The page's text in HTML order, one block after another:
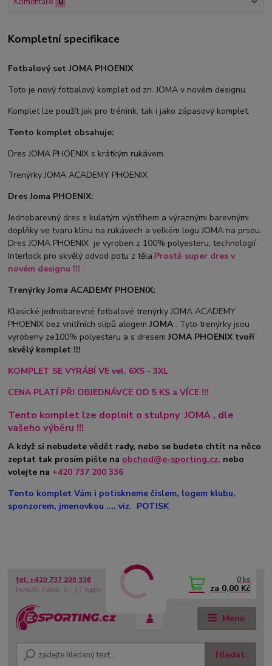
Kompletní specifikace
Fotbalový set JOMA PHOENIX
Toto je nový fotbalový komplet od zn. JOMA v novém designu.
Komplet lze použít jak pro trénink, tak i jako zápasový komplet.
Tento komplet obsahuje:
Dres JOMA PHOENIX s krátkým rukávem
Trenýrky JOMA ACADEMY PHOENIX
Dres Joma PHOENIX:
Jednobarevný dres s kulatým výstřihem a výraznými barevnými
doplňky ve tvaru klínu na rukávech a velkém logu JOMA na prsou.
Dres JOMA PHOENIX je vyroben z 100% polyesteru, technologií
Interlock pro skvělý odvod potu z těla.Prostě super dres v
novém designu !!!
Trenýrky Joma ACADEMY PHOENIX:
Klasické jednobarevné fotbalové trenýrky JOMA ACADEMY
PHOENIX bez vnitřních slipů alogem JOMA . Tyto trenýrky jsou
vyrobeny ze100% polyesteru a s dresemJOMA PHOENIX tvoří
skvělý komplet !!!
KOMPLET SE VYRÁBÍ VE vel. 6XS - 3XL
CENA PLATÍ PŘI OBJEDNÁVCE OD 5 KS a VÍCE !!!
Tento komplet lze doplnit o stulpny JOMA , dle
vašeho výběru !!!
A když si nebudete vědět rady, nebo se budete chtít na něco
zeptat tak prosím pište na obchod@e-sporting.cz, nebo
volejte na +420 737 200 336
Tento komplet Vám i potiskneme číslem, logem klubu,
sponzorem, jmenovkou .... viz. POTISK
Menu
Hledat
tel: +420 737 200 336
Pondělí-Pátek: 8 - 17 hodin
0 ks
za 0,00 Kč